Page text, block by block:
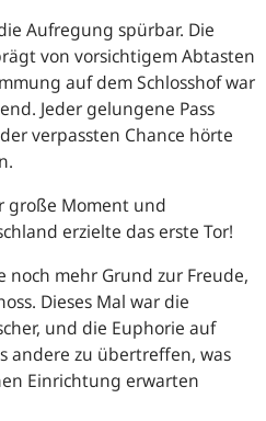
Aufregung spürbar. Die
von vorsichtigem Abtasten
auf dem Schlosshof war
Jeder gelungene Pass
verpassten Chance hörte
große Moment und
erzielte das erste Tor!
noch mehr Grund zur Freude,
Dieses Mal war die
und die Euphorie auf
andere zu übertreffen, was
Einrichtung erwarten